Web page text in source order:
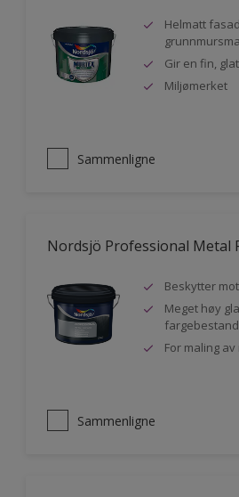
Helmatt
Gir en fin,
Miljømerket
Sammenligne
Nordsjö Professional Metal
Beskytter
Meget høy
For maling
Sammenligne